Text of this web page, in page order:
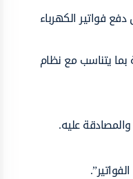
فواتير الكهرباء
بما يتناسب مع نظام
عليه.